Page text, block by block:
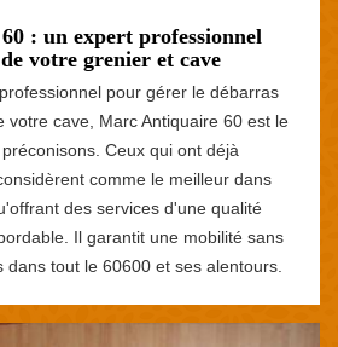
: un expert professionnel
votre grenier et cave
pour gérer le débarras
votre cave, Marc Antiquaire 60 est le
Ceux qui ont déjà
comme le meilleur dans
des services d'une qualité
Il garantit une mobilité sans
tout le 60600 et ses alentours.